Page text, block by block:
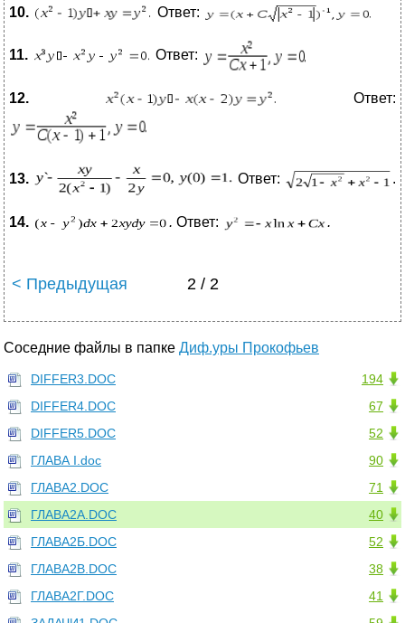
10. Ответ:
11. Ответ:
12. Ответ:
13. Ответ: .
14. . Ответ: .
< Предыдущая 2 / 2
Соседние файлы в папке Диф.уры Прокофьев
194
DIFFER3.DOC
67
DIFFER4.DOC
52
DIFFER5.DOC
90
ГЛАВА I.doc
71
ГЛАВА2.DOC
40
ГЛАВА2А.DOC
52
ГЛАВА2Б.DOC
38
ГЛАВА2В.DOC
41
ГЛАВА2Г.DOC